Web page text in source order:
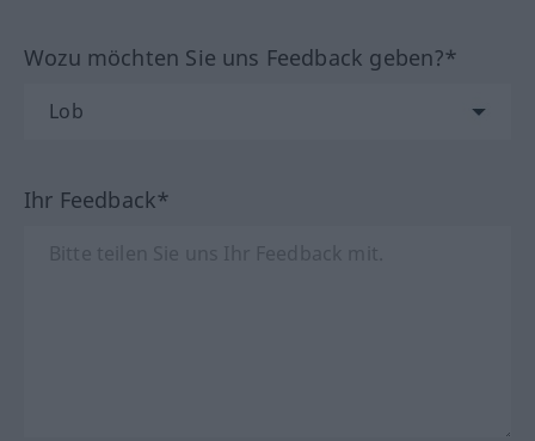
Wozu möchten Sie uns Feedback geben?*
Ihr Feedback*